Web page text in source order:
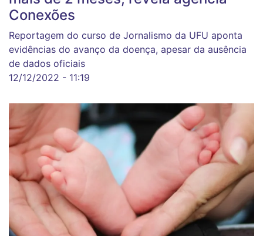
Conexões
Reportagem do curso de Jornalismo da UFU aponta
evidências do avanço da doença, apesar da ausência
de dados oficiais
12/12/2022 - 11:19